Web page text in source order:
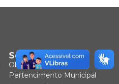
Serviços
Obter Certidão de
Pertencimento Municipal